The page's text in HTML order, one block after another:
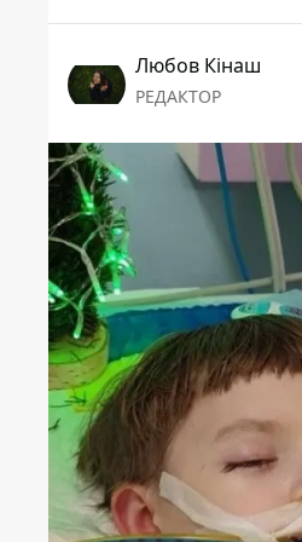
Любов Кінаш
РЕДАКТОР